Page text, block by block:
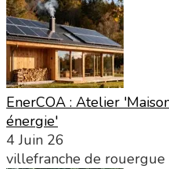
EnerCOA : Atelier
énergie'
4 Juin 26
villefranche de rouergue